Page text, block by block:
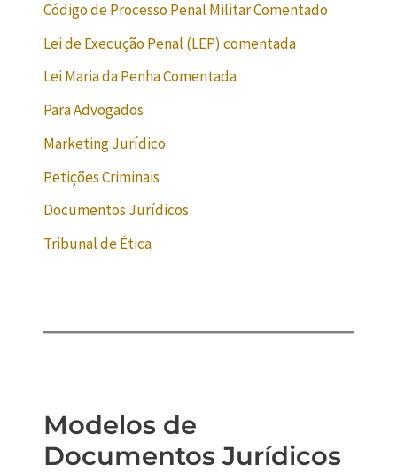
Código de Processo Penal Militar Comentado
Lei de Execução Penal (LEP) comentada
Lei Maria da Penha Comentada
Para Advogados
Marketing Jurídico
Petições Criminais
Documentos Jurídicos
Tribunal de Ética
Modelos de
Documentos Jurídicos